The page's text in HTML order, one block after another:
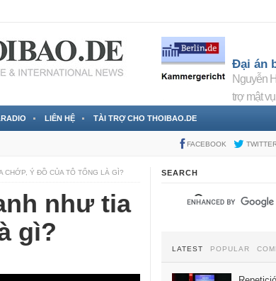
Đại án
Nguyễn
trợ mật
LIÊN HỆ TÀI TRỢ CHO THOIBAO.DE
FACEBOOK
CHỚP, Ý ĐỒ CỦA TÔ TỔNG LÀ GÌ?
như tia
gì?
SEARCH
LATEST POPULAR